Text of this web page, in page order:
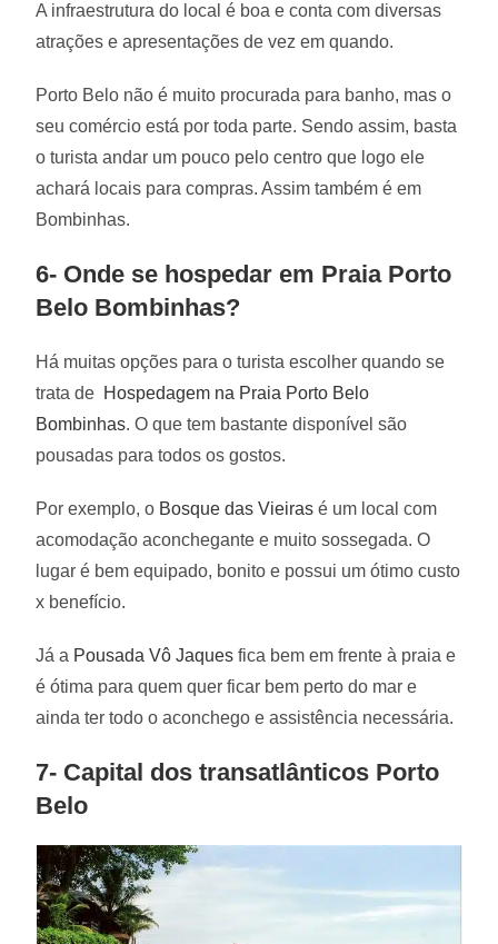
A infraestrutura do local é boa e conta com diversas
atrações e apresentações de vez em quando.
Porto Belo não é muito procurada para banho, mas o
seu comércio está por toda parte. Sendo assim, basta
o turista andar um pouco pelo centro que logo ele
achará locais para compras. Assim também é em
Bombinhas.
6- Onde se hospedar em Praia Porto
Belo Bombinhas?
Há muitas opções para o turista escolher quando se
trata de Hospedagem na Praia Porto Belo
Bombinhas. O que tem bastante disponível são
pousadas para todos os gostos.
Por exemplo, o Bosque das Vieiras é um local com
acomodação aconchegante e muito sossegada. O
lugar é bem equipado, bonito e possui um ótimo custo
x benefício.
Já a Pousada Vô Jaques fica bem em frente à praia e
é ótima para quem quer ficar bem perto do mar e
ainda ter todo o aconchego e assistência necessária.
7- Capital dos transatlânticos Porto
Belo